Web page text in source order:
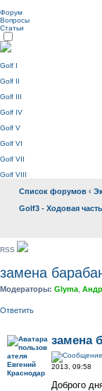
Форум
Вопросы
Статьи
Golf I
Golf II
Golf III
Golf IV
Golf V
Golf VI
Golf VII
Golf VIII
Список форумов ‹
Golf3 - Ходовая часть
RSS
замена
Модераторы: Glyma
Ответить
замена
2013, 09:58
Доброго
Евгений
Краснодар